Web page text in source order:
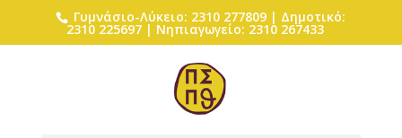
Γυμνάσιο-Λύκειο: 2310 277809 | Δημοτικό:
2310 225697 | Νηπιαγωγείο: 2310 267433